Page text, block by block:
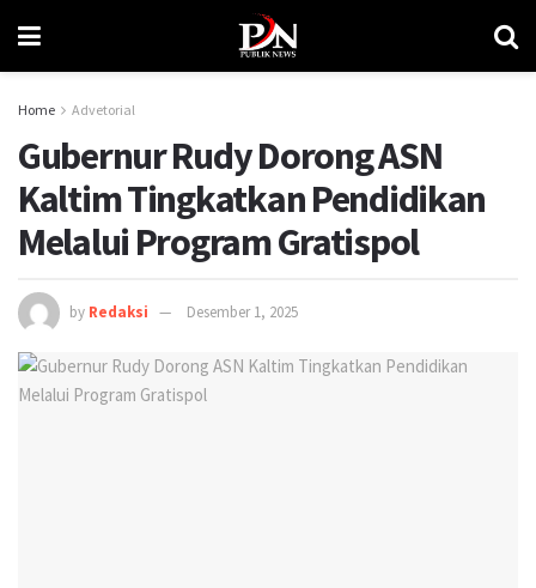
Home Advetorial
Gubernur Rudy Dorong ASN
Kaltim Tingkatkan Pendidikan
Melalui Program Gratispol
by Redaksi Desember 1, 2025